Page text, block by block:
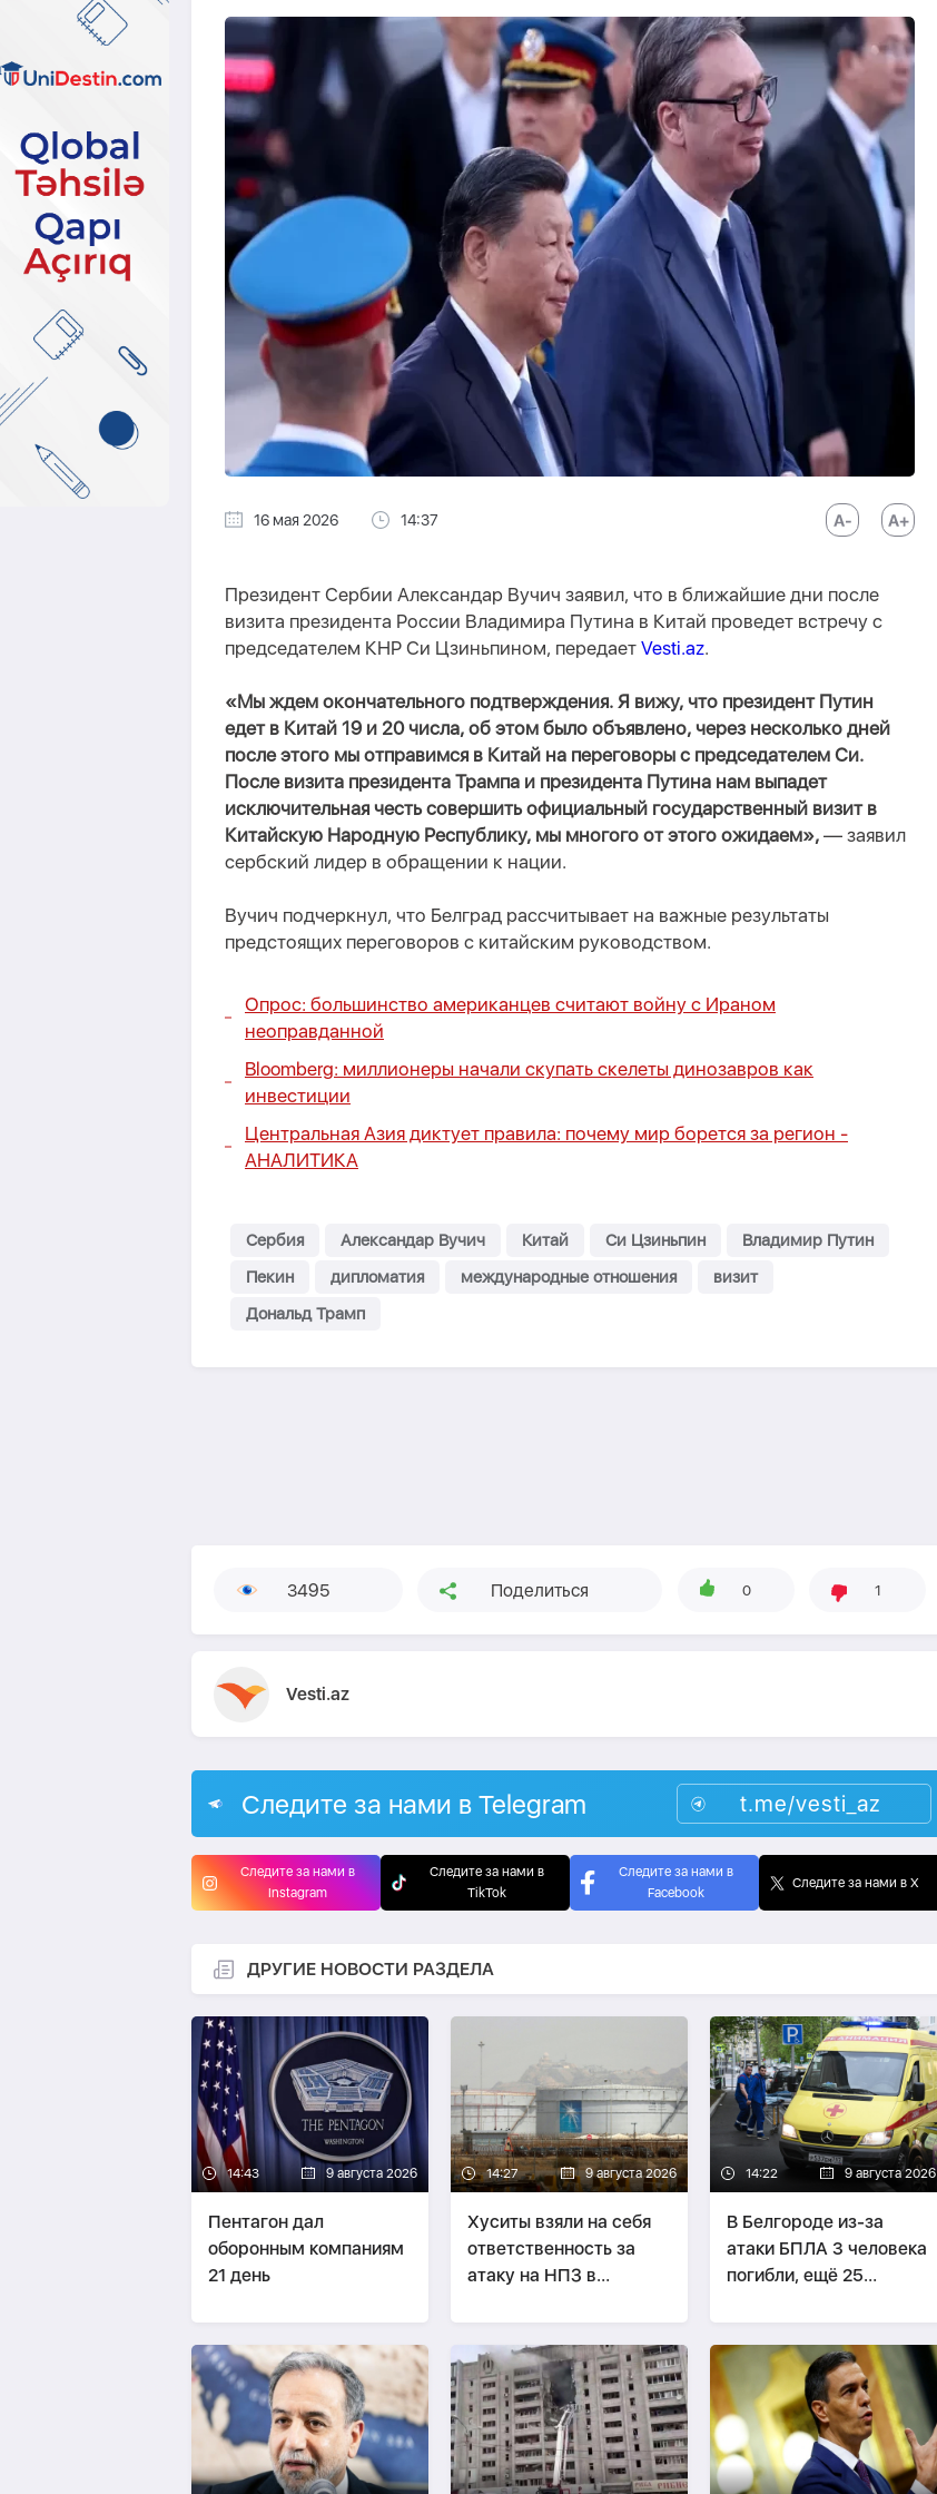
16 мая 2026 14:37
Президент Сербии Александар Вучич заявил, что в ближайшие дни после
визита президента России Владимира Путина в Китай проведет встречу с
председателем КНР Си Цзиньпином, передает Vesti.az.
«Мы ждем окончательного подтверждения. Я вижу, что президент Путин
едет в Китай 19 и 20 числа, об этом было объявлено, через несколько дней
после этого мы отправимся в Китай на переговоры с председателем Си.
После визита президента Трампа и президента Путина нам выпадет
исключительная честь совершить официальный государственный визит в
Китайскую Народную Республику, мы многого от этого ожидаем», — заявил
сербский лидер в обращении к нации.
Вучич подчеркнул, что Белград рассчитывает на важные результаты
предстоящих переговоров с китайским руководством.
Опрос: большинство американцев считают войну с Ираном
неоправданной
Bloomberg: миллионеры начали скупать скелеты динозавров как
инвестиции
Центральная Азия диктует правила: почему мир борется за регион -
АНАЛИТИКА
Сербия Александар Вучич Китай Си Цзиньпин
Владимир Путин
Пекин
дипломатия международные отношения
визит
Дональд Трамп
3495 Поделиться 0 1
Vesti.az
Следите за нами в Telegram t.me/vesti_az
Следите за нами в
Instagram
Следите за нами в
TikTok
Следите за нами в
Facebook
Следите за нами в X
ДРУГИЕ НОВОСТИ РАЗДЕЛА
14:43 9 августа 2026
Пентагон дал
оборонным компаниям
21 день
14:27 9 августа 2026
Хуситы взяли на себя
ответственность за
атаку на НПЗ в
14:22 9 августа 2026
В Белгороде из-за
атаки БПЛА 3 человека
погибли, ещё 25
-ОБНОВЛЕНО